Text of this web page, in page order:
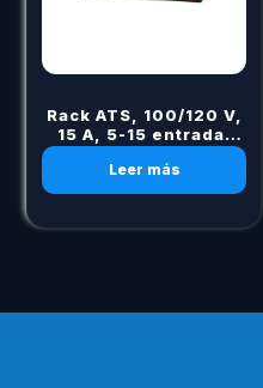
Rack ATS, 100/120 V,
15 A, 5-15 entrada,
(10) 5-15R salida
Leer más